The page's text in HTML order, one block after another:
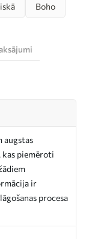
Boho
augstas
piemēroti
ir
procesa